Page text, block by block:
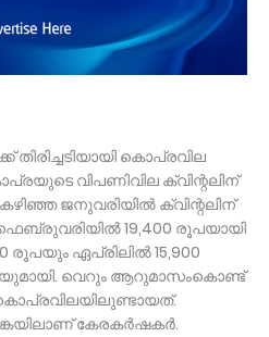
കൊപ്രവില
വിപണിവില ക്വിന്റലിന്
ജനുവരിയിൽ ക്വിന്റലിന്
19,400 രൂപയായി
രൂപയും ഏപ്രിലിൽ 15,900
വെറും ആറുമാസംകൊണ്ട്
കേരകർഷകർ.